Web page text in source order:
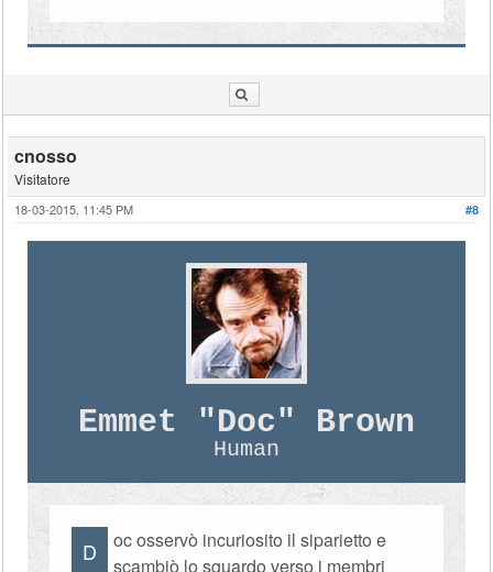
cnosso
Visitatore
#8
18-03-2015, 11:45 PM
Emmet "Doc" Brown
Human
D
oc osservò incuriosito il siparietto e
scambiò lo sguardo verso i membri